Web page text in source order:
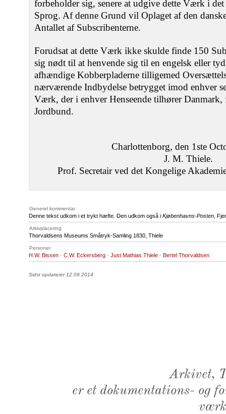
forbeholder sig, senere at udgive dette Værk i
Sprog. Af denne Grund vil Oplaget af den
Antallet af Subscribenterne.
Forudsat at dette Værk ikke skulde finde 150
sig nødt til at henvende sig til en engelsk eller
afhændige Kobberpladerne tilligemed
nærværende Indbydelse betrygget imod enhver
Værk, der i enhver Henseende tilhører Danmark,
Jordbund.
Charlottenborg, den 1ste
J. M. Thiele.
Prof. Secretair ved det Kongelige
Generel kommentar
Denne tekst udkom i et trykt hæfte. Den udkom også i Kjøbenhavns-Posten ,
Arkivplacering
Thorvaldsens Museums Småtryk-Samling 1830, Thiele
Personer
H.W. Bissen · C.W. Eckersberg · Just Mathias Thiele · Bertel Thorvaldsen
Sidst opdateret 12.09.2014
Arkivet,
er et dokumentations- og